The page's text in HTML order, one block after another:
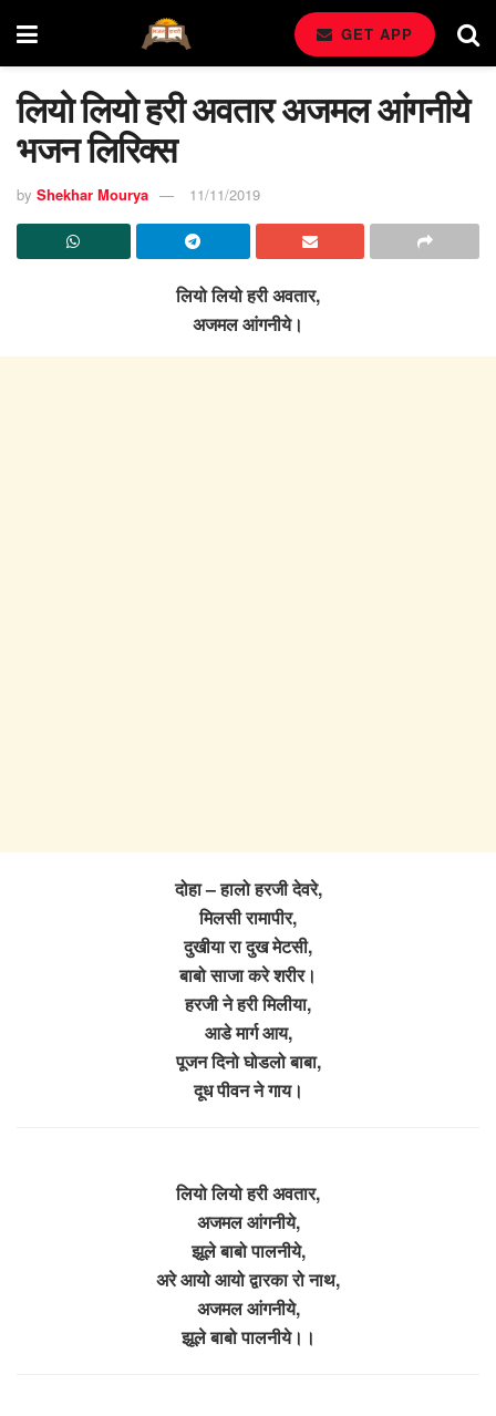
GET APP
लियो लियो हरी अवतार अजमल आंगनीये
भजन लिरिक्स
by Shekhar Mourya 11/11/2019
लियो लियो हरी अवतार,
अजमल आंगनीये।
दोहा – हालो हरजी देवरे,
मिलसी रामापीर,
दुखीया रा दुख मेटसी,
बाबो साजा करे शरीर।
हरजी ने हरी मिलीया,
आडे मार्ग आय,
पूजन दिनो घोडलो बाबा,
दूध पीवन ने गाय।
लियो लियो हरी अवतार,
अजमल आंगनीये,
झूले बाबो पालनीये,
अरे आयो आयो द्वारका रो नाथ,
अजमल आंगनीये,
झूले बाबो पालनीये।।